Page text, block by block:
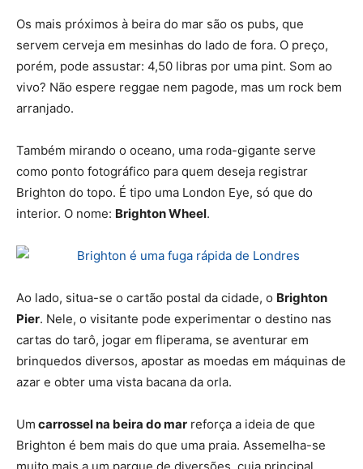
Os mais próximos à beira do mar são os pubs, que
servem cerveja em mesinhas do lado de fora. O preço,
porém, pode assustar: 4,50 libras por uma pint. Som ao
vivo? Não espere reggae nem pagode, mas um rock bem
arranjado.
Também mirando o oceano, uma roda-gigante serve
como ponto fotográfico para quem deseja registrar
Brighton do topo. É tipo uma London Eye, só que do
interior. O nome: Brighton Wheel.
Ao lado, situa-se o cartão postal da cidade, o Brighton
Pier. Nele, o visitante pode experimentar o destino nas
cartas do tarô, jogar em fliperama, se aventurar em
brinquedos diversos, apostar as moedas em máquinas de
azar e obter uma vista bacana da orla.
Um carrossel na beira do mar reforça a ideia de que
Brighton é bem mais do que uma praia. Assemelha-se